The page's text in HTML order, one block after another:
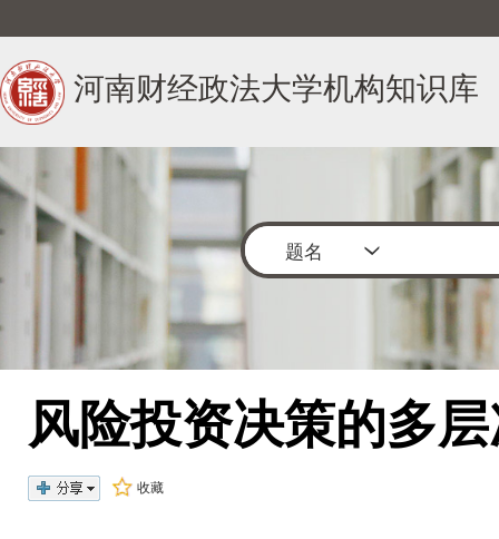
河南财经政法大学机构知识库
题名
风险投资决策的多
收藏